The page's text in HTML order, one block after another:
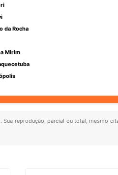
da Rocha
Mirim
Sua reprodução, parcial ou total, mesmo